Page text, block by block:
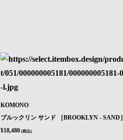
KOMONO
ブルックリン サンド ［BROOKLYN - SAND］
¥18,480 (税込)